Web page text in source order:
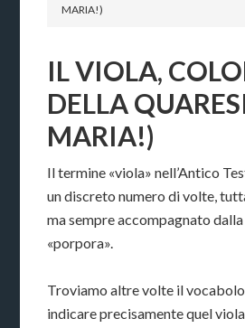
MARIA!)
IL VIOLA,
DELLA
MARIA!)
Il termine «viola» nell’Antico
un discreto numero di volte,
ma sempre accompagnato
«porpora».
Troviamo altre volte il
indicare precisamente quel